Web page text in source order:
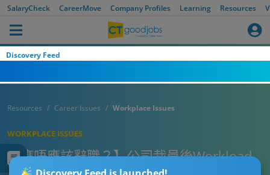
SalaryCheck CareerMove Company Profiles Learning Resources
Discovery Feed
Resources Career Issues Workplace Issues
WORKPLACE ISSUES
【應唔應該辭職？】公司裁員後Workload